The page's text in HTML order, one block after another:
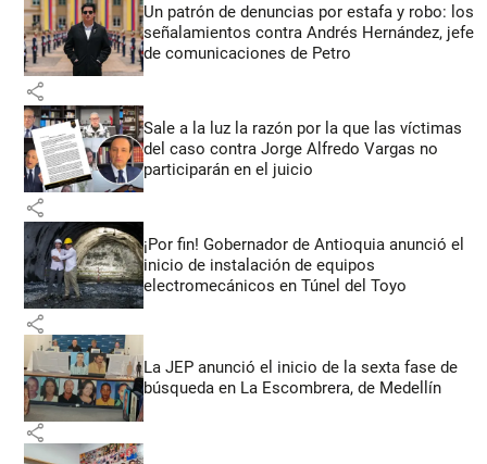
Un patrón de denuncias por estafa y robo: los
señalamientos contra Andrés Hernández, jefe
de comunicaciones de Petro
share
Sale a la luz la razón por la que las víctimas
del caso contra Jorge Alfredo Vargas no
participarán en el juicio
share
¡Por fin! Gobernador de Antioquia anunció el
inicio de instalación de equipos
electromecánicos en Túnel del Toyo
share
La JEP anunció el inicio de la sexta fase de
búsqueda en La Escombrera, de Medellín
share